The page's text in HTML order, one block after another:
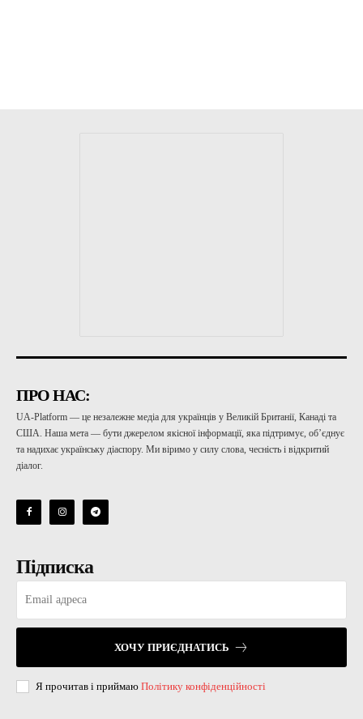
ПРО НАС:
UA-Platform — це незалежне медіа для українців у Великій Британії, Канаді та
США. Наша мета — бути джерелом якісної інформації, яка підтримує, об’єднує
та надихає українську діаспору. Ми віримо у силу слова, чесність і відкритий
діалог.
Підписка
ХОЧУ ПРИЄДНАТИСЬ
Я прочитав і приймаю Політику конфіденційності